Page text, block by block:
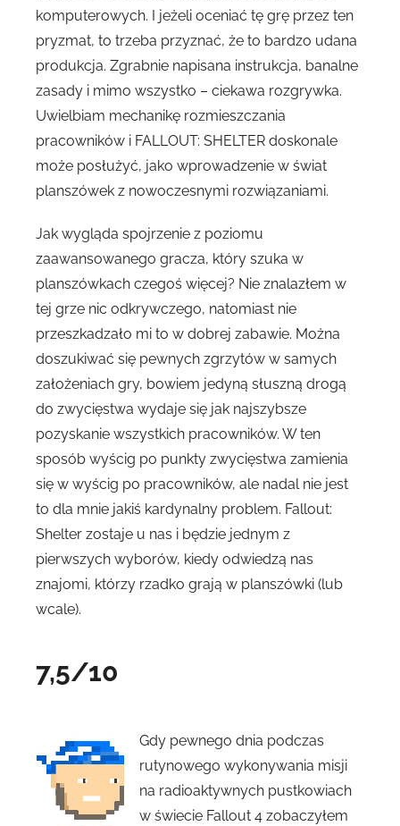
komputerowych. I jeżeli oceniać tę grę przez ten
pryzmat, to trzeba przyznać, że to bardzo udana
produkcja. Zgrabnie napisana instrukcja, banalne
zasady i mimo wszystko – ciekawa rozgrywka.
Uwielbiam mechanikę rozmieszczania
pracowników i FALLOUT: SHELTER doskonale
może posłużyć, jako wprowadzenie w świat
planszówek z nowoczesnymi rozwiązaniami.
Jak wygląda spojrzenie z poziomu
zaawansowanego gracza, który szuka w
planszówkach czegoś więcej? Nie znalazłem w
tej grze nic odkrywczego, natomiast nie
przeszkadzało mi to w dobrej zabawie. Można
doszukiwać się pewnych zgrzytów w samych
założeniach gry, bowiem jedyną słuszną drogą
do zwycięstwa wydaje się jak najszybsze
pozyskanie wszystkich pracowników. W ten
sposób wyścig po punkty zwycięstwa zamienia
się w wyścig po pracowników, ale nadal nie jest
to dla mnie jakiś kardynalny problem. Fallout:
Shelter zostaje u nas i będzie jednym z
pierwszych wyborów, kiedy odwiedzą nas
znajomi, którzy rzadko grają w planszówki (lub
wcale).
7,5/10
Gdy pewnego dnia podczas
rutynowego wykonywania misji
na radioaktywnych pustkowiach
w świecie Fallout 4 zobaczyłem